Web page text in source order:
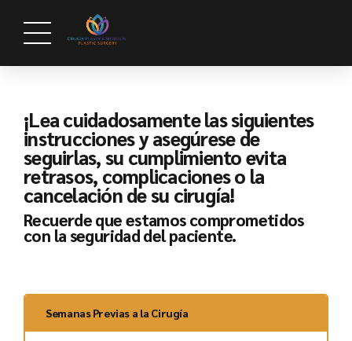
¡Lea cuidadosamente las siguientes
instrucciones y asegúrese de
seguirlas, su cumplimiento evita
retrasos, complicaciones o la
cancelación de su cirugía!
Recuerde que estamos comprometidos
con la seguridad del paciente.
Semanas Previas a la Cirugía